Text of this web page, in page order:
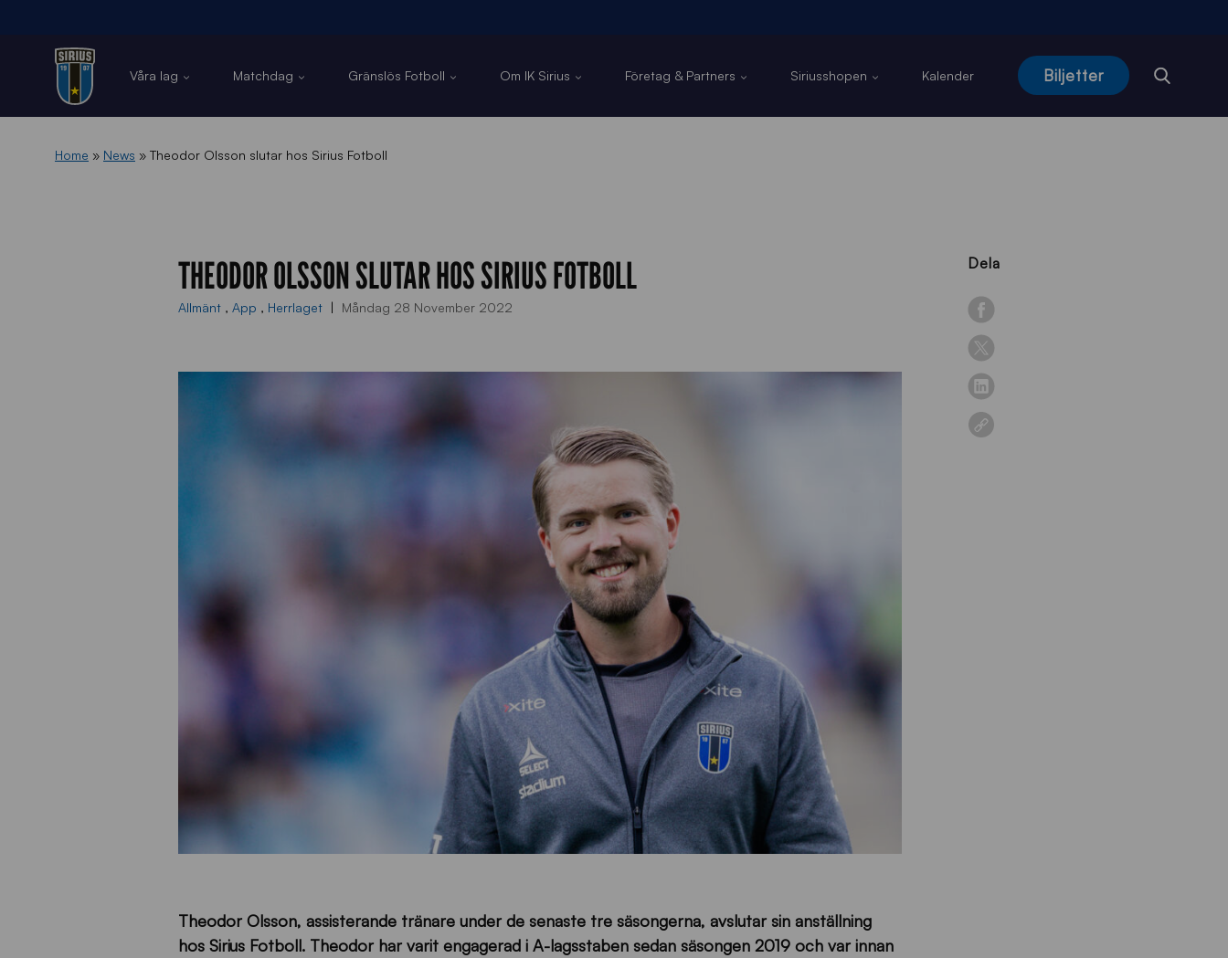
Våra lag Matchdag Gränslös Fotboll Om IK Sirius Företag & Partners Siriusshopen Kalender Biljetter
Home » News » Theodor Olsson slutar hos Sirius Fotboll
Dela
THEODOR OLSSON SLUTAR HOS SIRIUS FOTBOLL
Allmänt , App , Herrlaget Måndag 28 November 2022
Theodor Olsson, assisterande tränare under de senaste tre säsongerna, avslutar sin anställning
hos Sirius Fotboll. Theodor har varit engagerad i A-lagsstaben sedan säsongen 2019 och var innan